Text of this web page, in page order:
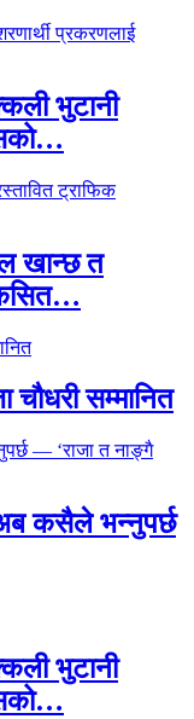
भुटानी
खान्छ त
सम्मानित
कसैले भन्नुपर्छ
भुटानी